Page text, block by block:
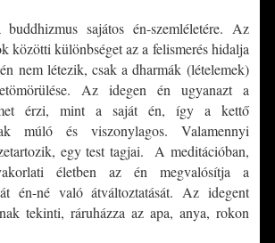
sajátos én-szemléletére. Az
közötti különbséget az a felismerés hidalja
nem létezik, csak a dharmák (lételemek)
Az idegen én ugyanazt a
érzi, mint a saját én, így a kettő
múló és viszonylagos. Valamennyi
egy test tagjai. A meditációban,
életben az én megvalósítja a
én-né való átváltoztatását. Az idegent
tekinti, ráruházza az apa, anya, rokon